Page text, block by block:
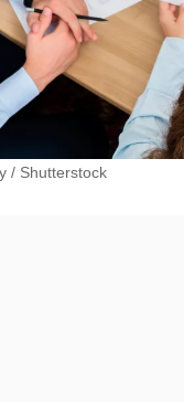
/ Shutterstock